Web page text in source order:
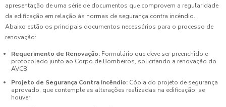
apresentação de uma série de documentos que comprovem a regularidade
da edificação em relação às normas de segurança contra incêndio.
Abaixo estão os principais documentos necessários para o processo de
renovação:
Requerimento de Renovação: Formulário que deve ser preenchido e
protocolado junto ao Corpo de Bombeiros, solicitando a renovação do
AVCB.
Projeto de Segurança Contra Incêndio: Cópia do projeto de segurança
aprovado, que contemple as alterações realizadas na edificação, se
houver.